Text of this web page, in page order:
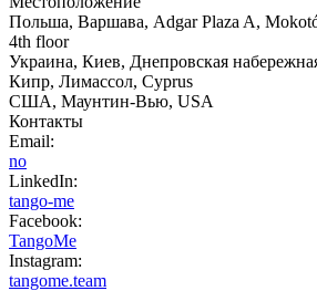
Польша, Варшава, Adgar Plaza A,
4th floor
Украина, Киев, Днепровская
Кипр, Лимассол, Cyprus
США, Маунтин-Вью, USA
Контакты
Email:
no
LinkedIn:
tango-me
Facebook:
TangoMe
Instagram:
tangome.team